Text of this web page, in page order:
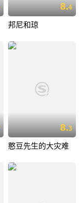
8.4
邦尼和琼
8.3
憨豆先生的大灾难